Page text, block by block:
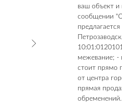
ваш объект
сообщении
межевание; -
стоит прямо
от центра
прямая